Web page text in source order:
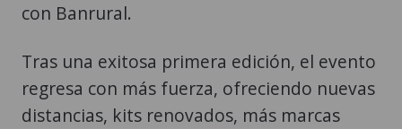
con Banrural.
Tras una exitosa primera edición, el evento
regresa con más fuerza, ofreciendo nuevas
distancias, kits renovados, más marcas